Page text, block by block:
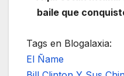
baile que
Tags en Blogalaxia:
El Ñame